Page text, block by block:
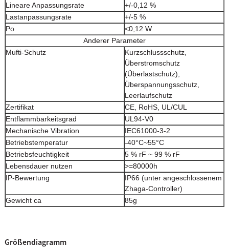
Lineare Anpassungsrate
+/-0,12 %
Lastanpassungsrate
+/-5 %
Po
<0,12 W
Anderer Parameter
Mufti-Schutz
Kurzschlussschutz,
Überstromschutz
(Überlastschutz),
Überspannungsschutz,
Leerlaufschutz
Zertifikat
CE, RoHS, UL/CUL
Entflammbarkeitsgrad
UL94-V0
Mechanische Vibration
IEC61000-3-2
Betriebstemperatur
-40°C~55°C
Betriebsfeuchtigkeit
5 % rF ~ 99 % rF
Lebensdauer nutzen
>=80000h
IP-Bewertung
IP66 (unter angeschlossenem
Zhaga-Controller)
Gewicht ca
85g
Größendiagramm